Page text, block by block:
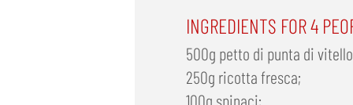
INGREDIENTS FOR 4
500g petto di punta di
250g ricotta fresca;
100g spinaci;